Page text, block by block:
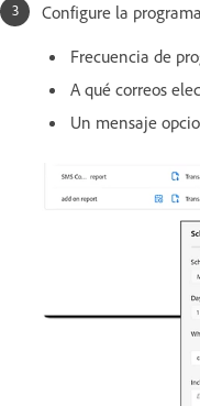
Configure la
Frecuencia de
A qué correos
Un mensaje